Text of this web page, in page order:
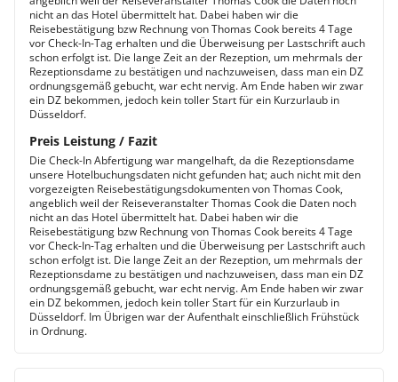
nicht an das Hotel übermittelt hat. Dabei haben wir die
Reisebestätigung bzw Rechnung von Thomas Cook bereits 4 Tage
vor Check-In-Tag erhalten und die Überweisung per Lastschrift auch
schon erfolgt ist. Die lange Zeit an der Rezeption, um mehrmals der
Rezeptionsdame zu bestätigen und nachzuweisen, dass man ein DZ
ordnungsgemäß gebucht, war echt nervig. Am Ende haben wir zwar
ein DZ bekommen, jedoch kein toller Start für ein Kurzurlaub in
Düsseldorf.
Preis Leistung / Fazit
Die Check-In Abfertigung war mangelhaft, da die Rezeptionsdame
unsere Hotelbuchungsdaten nicht gefunden hat; auch nicht mit den
vorgezeigten Reisebestätigungsdokumenten von Thomas Cook,
angeblich weil der Reiseveranstalter Thomas Cook die Daten noch
nicht an das Hotel übermittelt hat. Dabei haben wir die
Reisebestätigung bzw Rechnung von Thomas Cook bereits 4 Tage
vor Check-In-Tag erhalten und die Überweisung per Lastschrift auch
schon erfolgt ist. Die lange Zeit an der Rezeption, um mehrmals der
Rezeptionsdame zu bestätigen und nachzuweisen, dass man ein DZ
ordnungsgemäß gebucht, war echt nervig. Am Ende haben wir zwar
ein DZ bekommen, jedoch kein toller Start für ein Kurzurlaub in
Düsseldorf. Im Übrigen war der Aufenthalt einschließlich Frühstück
in Ordnung.